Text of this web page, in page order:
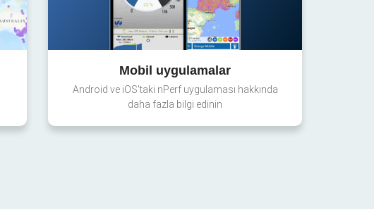
Mobil uygulamalar
Android ve iOS'taki nPerf uygulaması hakkında
daha fazla bilgi edinin